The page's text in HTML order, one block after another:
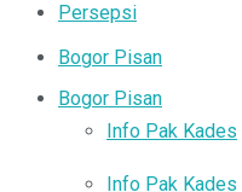
Persepsi
Bogor Pisan
Info Pak Kades
Bogor Pisan
Info Pak Kades